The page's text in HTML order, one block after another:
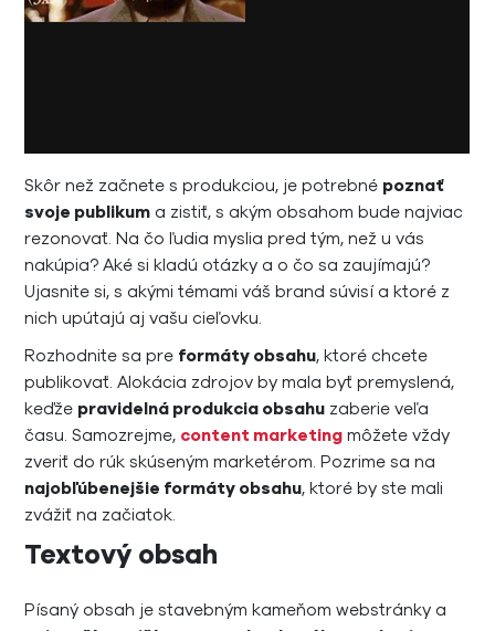
Skôr než začnete s produkciou, je potrebné poznať
svoje publikum a zistiť, s akým obsahom bude najviac
rezonovať. Na čo ľudia myslia pred tým, než u vás
nakúpia? Aké si kladú otázky a o čo sa zaujímajú?
Ujasnite si, s akými témami váš brand súvisí a ktoré z
nich upútajú aj vašu cieľovku.
Rozhodnite sa pre formáty obsahu, ktoré chcete
publikovať. Alokácia zdrojov by mala byť premyslená,
keďže pravidelná produkcia obsahu zaberie veľa
času. Samozrejme, content marketing môžete vždy
zveriť do rúk skúseným marketérom. Pozrime sa na
najobľúbenejšie formáty obsahu, ktoré by ste mali
zvážiť na začiatok.
Textový obsah
Písaný obsah je stavebným kameňom webstránky a